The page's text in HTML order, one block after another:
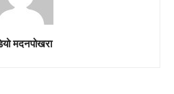
मदनपोखरा